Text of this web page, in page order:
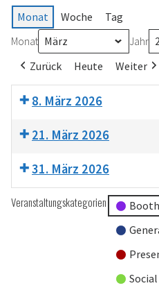
Monat Woche Tag
Monat Jahr
Zurück Heute Weiter
8. März 2026
21. März 2026
31. März 2026
Veranstaltungskategorien Booth